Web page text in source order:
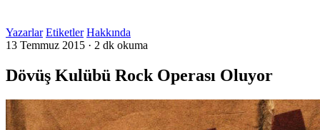
Yazarlar Etiketler Hakkında
13 Temmuz 2015 · 2 dk okuma
Dövüş Kulübü Rock Operası Oluyor